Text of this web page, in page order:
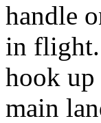
handle
in flight.
hook up
main